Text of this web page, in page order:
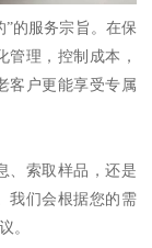
的服务宗旨。在保
理，控制成本，
客户更能享受专属
、索取样品，还是
我们会根据您的需
。